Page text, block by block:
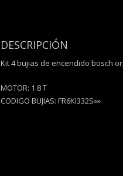
DESCRIPCIÓN
Kit 4 bujias de encendido bosch
MOTOR: 1.8 T
CODIGO BUJIAS: FR6KI332S»»